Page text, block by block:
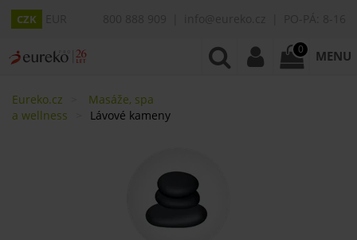
CZK
0 MENU
Eureko.cz
Masáže, spa
a wellness
Lávové kameny